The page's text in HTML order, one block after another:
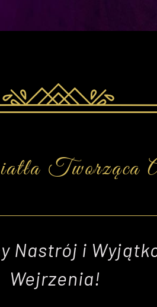
Tworząca
Nastrój i
Wejrzenia!